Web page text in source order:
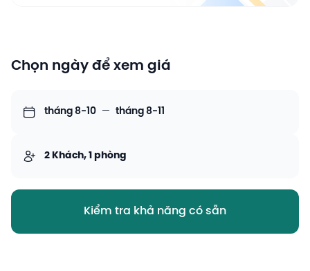
Chọn ngày để xem giá
tháng 8-10 — tháng 8-11
2 Khách, 1 phòng
Kiểm tra khả năng có sẵn